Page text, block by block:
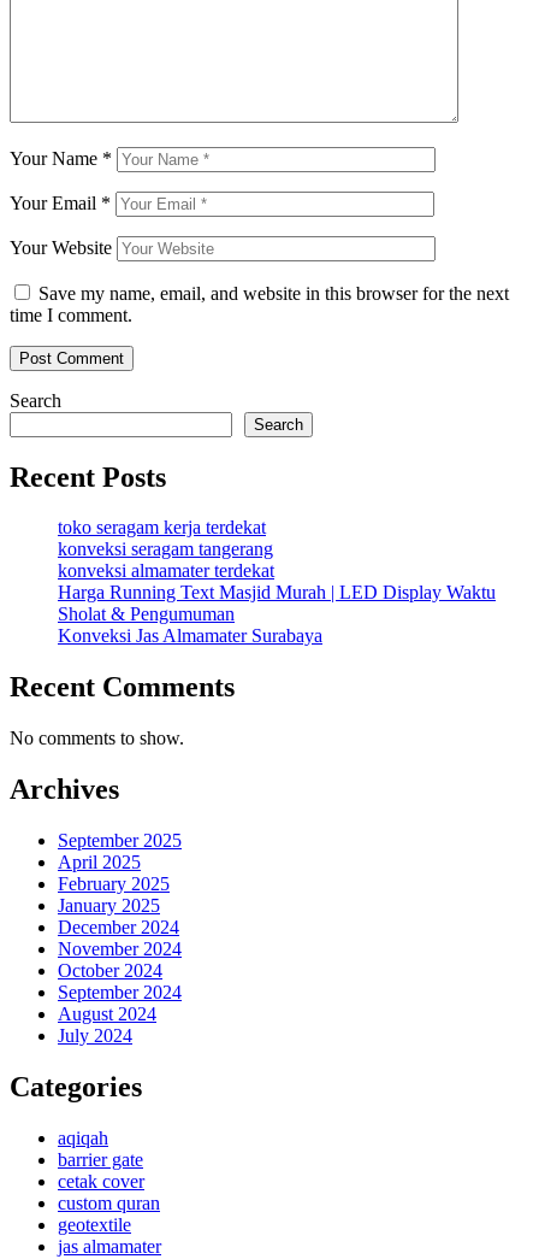
Your Name *
Your Email *
Your Website
Save my name, email, and website in this browser for the next
time I comment.
Search
Search
Recent Posts
toko seragam kerja terdekat
konveksi seragam tangerang
konveksi almamater terdekat
Harga Running Text Masjid Murah | LED Display Waktu
Sholat & Pengumuman
Konveksi Jas Almamater Surabaya
Recent Comments
No comments to show.
Archives
September 2025
April 2025
February 2025
January 2025
December 2024
November 2024
October 2024
September 2024
August 2024
July 2024
Categories
aqiqah
barrier gate
cetak cover
custom quran
geotextile
jas almamater